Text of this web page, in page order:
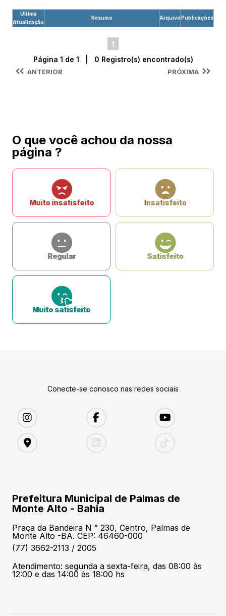
Última
Atualização
Resumo ArquivoPublicações
1
ANTERIOR
Página 1 de 1 | 0 Registro(s) encontrado(s)
PRÓXIMA
O que você achou da nossa
página ?
Muito insatisfeito Insatisfeito
Regular Satisfeito
Muito satisfeito
Conecte-se conosco nas redes sociais
Prefeitura Municipal de Palmas de
Monte Alto - Bahia
Praça da Bandeira N ° 230, Centro, Palmas de
Monte Alto -BA. CEP: 46460-000
(77) 3662-2113 / 2005
Atendimento: segunda a sexta-feira, das 08:00 às
12:00 e das 14:00 às 18:00 hs